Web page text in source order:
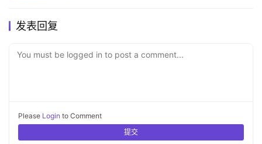
发表回复
You must be logged in to post a comment...
Please Login to Comment
提交